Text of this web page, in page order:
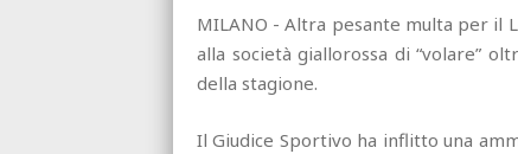
MILANO - Altra pesante multa per il
alla società giallorossa di “volare”
della stagione.
Il Giudice Sportivo ha inflitto una